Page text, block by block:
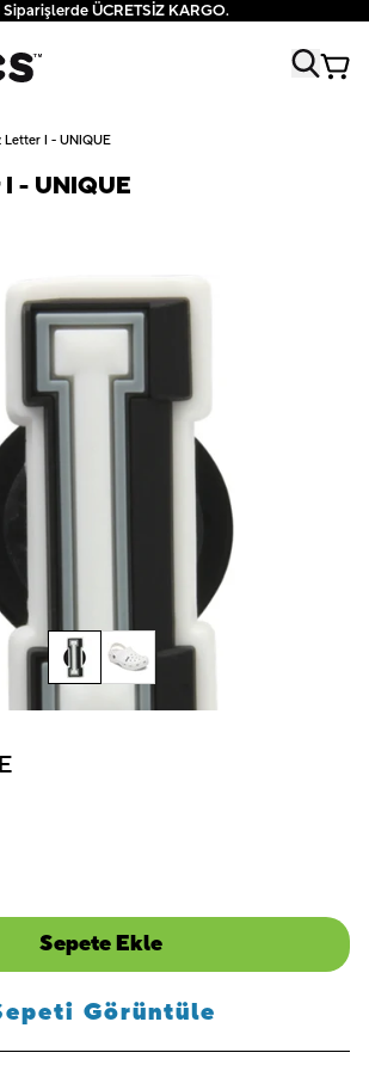
ÜCRETSİZ KARGO.
Letter I - UNIQUE
- UNIQUE
Sepete Ekle
Görüntüle